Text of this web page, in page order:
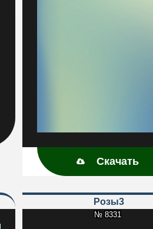
Скачать
Розы3
№ 8331